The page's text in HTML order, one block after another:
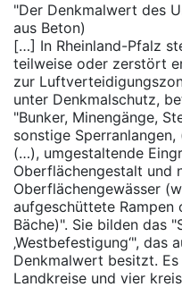
"Der Denkmalwert des
aus Beton)
[…] In Rheinland-Pfalz
teilweise oder zerstört
zur
unter Denkmalschutz,
"Bunker, Minengänge,
sonstige
(…), umgestaltende
Oberflächengestalt und
Oberflächengewässer
aufgeschüttete
Bäche)". Sie bilden das
‚Westbefestigung‘", das
Denkmalwert besitzt.
Landkreise und vier